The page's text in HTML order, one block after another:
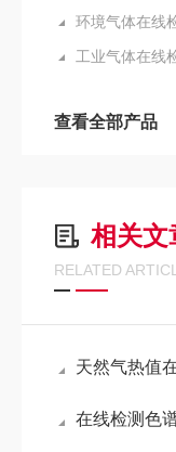
环境气体在线
工业气体在线
查看全部产品
相关文
RELATED
天然气热值在线
在线检测色